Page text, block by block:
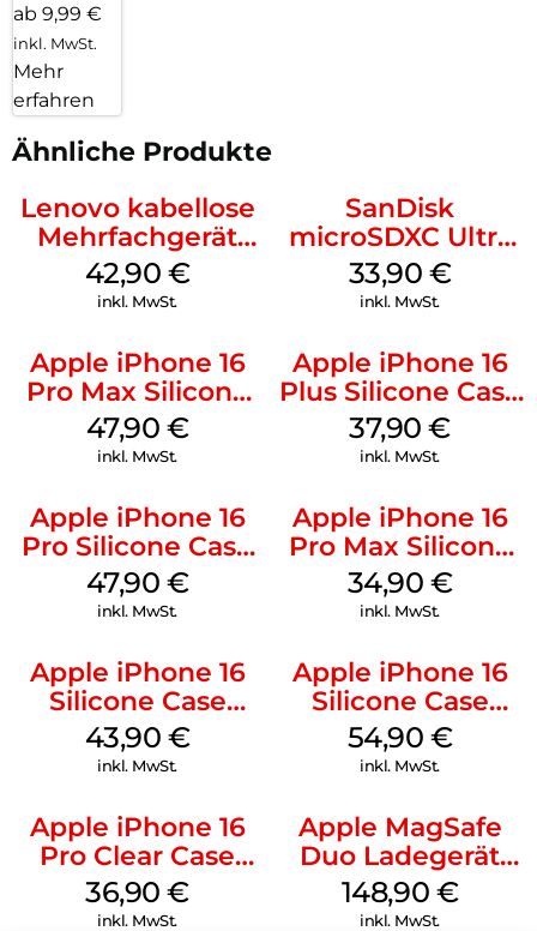
ab 9,99 €
inkl. MwSt.
Mehr
erfahren
Ähnliche Produkte
Lenovo kabellose
Mehrfachgerät
Luna Grey
42,90 €
inkl. MwSt.
SanDisk
microSDXC Ultra
128 GB + Adapter
Mobile
33,90 €
inkl. MwSt.
Apple iPhone 16
Pro Max Silicone
Case MagSafe
Black
47,90 €
inkl. MwSt.
Apple iPhone 16
Plus Silicone Case
MagSafe Lake
Green
37,90€
inkl. MwSt.
Apple iPhone 16
Pro Silicone Case
MagSafe Denim
47,90 €
inkl. MwSt.
Apple iPhone 16
Pro Max Silicone
Case MagSafe
Denim
34,90 €
inkl. MwSt.
Apple iPhone 16
Silicone Case
MagSafe Plum
43,90 €
inkl. MwSt.
Apple iPhone 16
Silicone Case
MagSafe Black
54,90 €
inkl. MwSt.
Apple iPhone 16
Pro Clear Case
MagSafe
Transparent
36,90€
inkl. MwSt.
Apple MagSafe
Duo Ladegerät
Weiß
148,90 €
inkl. MwSt.